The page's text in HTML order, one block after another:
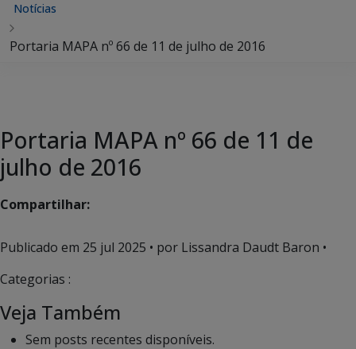
Notícias
Portaria MAPA nº 66 de 11 de julho de 2016
Portaria MAPA nº 66 de 11 de
julho de 2016
Compartilhar:
Publicado em 25 jul 2025 • por Lissandra Daudt Baron •
Categorias :
Veja Também
Sem posts recentes disponíveis.